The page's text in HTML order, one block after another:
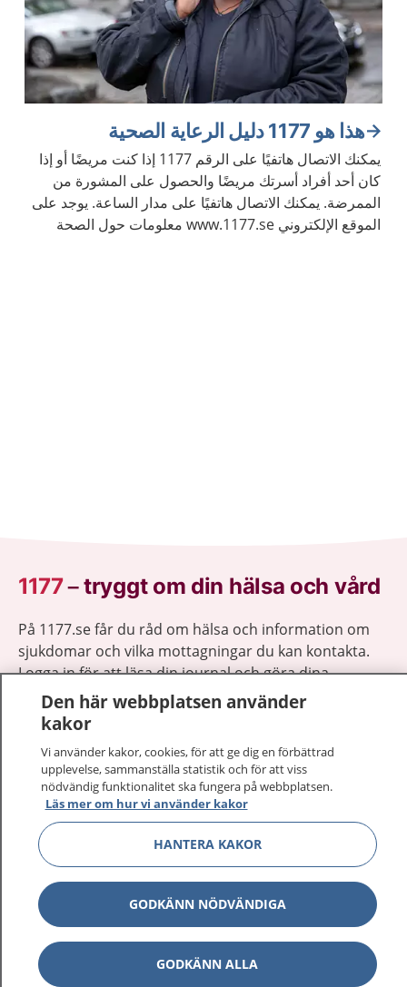
هذا هو 1177 دليل الرعاية الصحية
يمكنك الاتصال هاتفيًا على الرقم 1177 إذا كنت مريضًا أو إذا
كان أحد أفراد أسرتك مريضًا والحصول على المشورة من
الممرضة. يمكنك الاتصال هاتفيًا على مدار الساعة. يوجد على
الموقع الإلكتروني www.1177.se معلومات حول الصحة
1177–tryggt om din hälsa och vård
På 1177.se får du råd om hälsa och information om
sjukdomar och vilka mottagningar du kan kontakta.
Logga in för att läsa din journal och göra dina
vårdärenden. Ring telefonnummer 1177 för
sjukvårdsrådgivning dygnet runt.
1177 på flera språk Show
Om 1177 Show
Kontakt Show
Den här webbplatsen använder
kakor
Vi använder kakor, cookies, för att ge dig en förbättrad
upplevelse, sammanställa statistik och för att viss
nödvändig funktionalitet ska fungera på webbplatsen.
Läs mer om hur vi använder kakor
HANTERA KAKOR
GODKÄNN NÖDVÄNDIGA
GODKÄNN ALLA